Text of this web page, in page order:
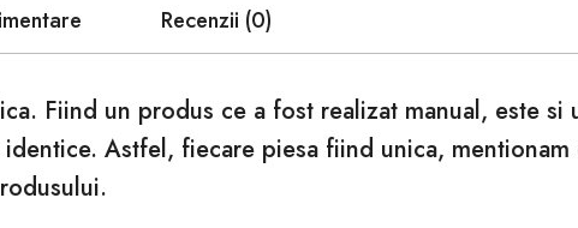
Recenzii (0)
Fiind un produs ce a fost realizat manual, este
Astfel, fiecare piesa fiind unica,